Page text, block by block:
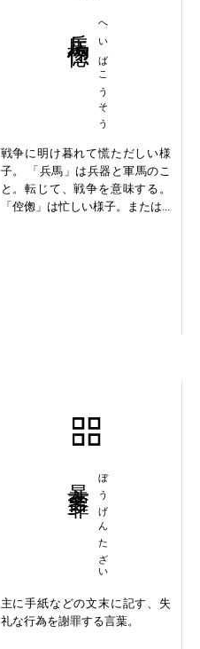
へいばこうそう
戦争に明け暮れて慌ただしい様
子。 「兵馬」は兵器と軍馬のこ
と。転じて、戦争を意味する。
「倥偬」は忙しい様子。または...
ぼうげんたざい
主に手紙などの文末に記す、失
礼な行為を謝罪する言葉。